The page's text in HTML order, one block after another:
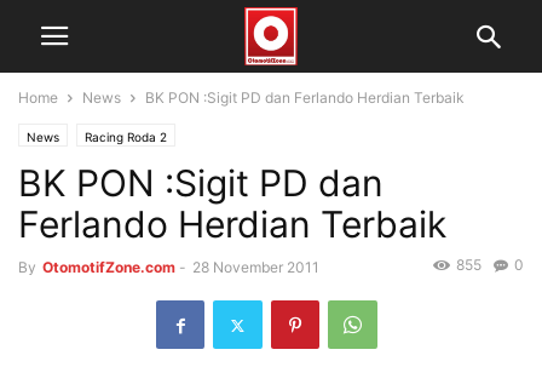
Home News BK PON :Sigit PD dan Ferlando Herdian Terbaik
News Racing Roda 2
BK PON :Sigit PD dan
Ferlando Herdian Terbaik
By OtomotifZone.com - 28 November 2011 0
855